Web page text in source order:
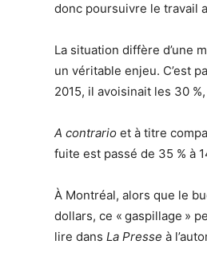
donc poursuivre le travail
La situation diffère d’une
un véritable enjeu. C’est
2015, il avoisinait les 30
A contrario et à titre
fuite est passé de 35 % à
À Montréal, alors que le
dollars, ce « gaspillage »
lire dans La Presse à